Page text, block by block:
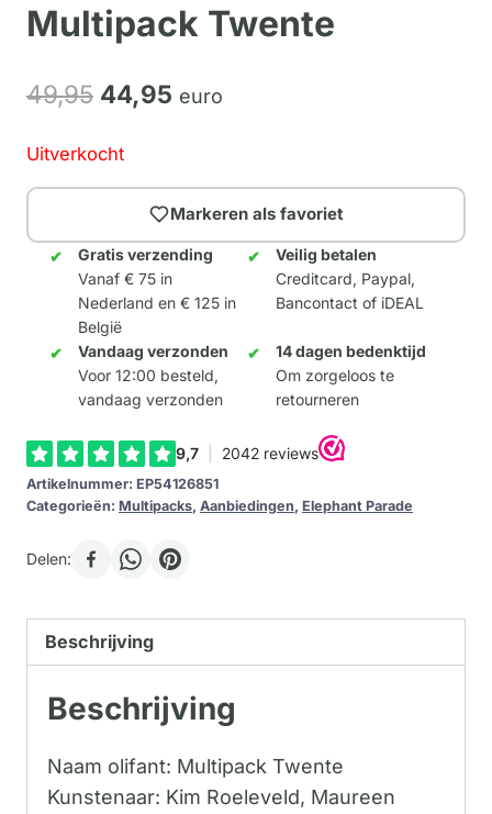
Multipack Twente
49,95 Oorspronkelijke
49,95.
44,95 Huidige
44,95.
euro
Uitverkocht
Markeren als favoriet
Gratis verzending
Vanaf € 75 in
Nederland en € 125 in
België
Veilig betalen
Creditcard, Paypal,
Bancontact of iDEAL
Vandaag verzonden
Voor 12:00 besteld,
vandaag verzonden
14 dagen bedenktijd
Om zorgeloos te
retourneren
Artikelnummer: EP54126851
Categorieën: Multipacks, Aanbiedingen , Elephant Parade
Delen:
Beschrijving
Beschrijving
Naam olifant: Multipack Twente
Kunstenaar: Kim Roeleveld, Maureen